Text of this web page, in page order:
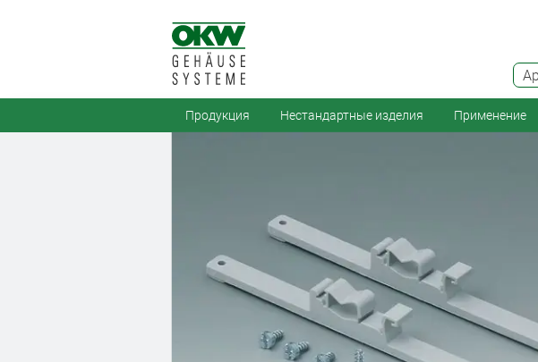
Продукция Нестандартные изделия Применение